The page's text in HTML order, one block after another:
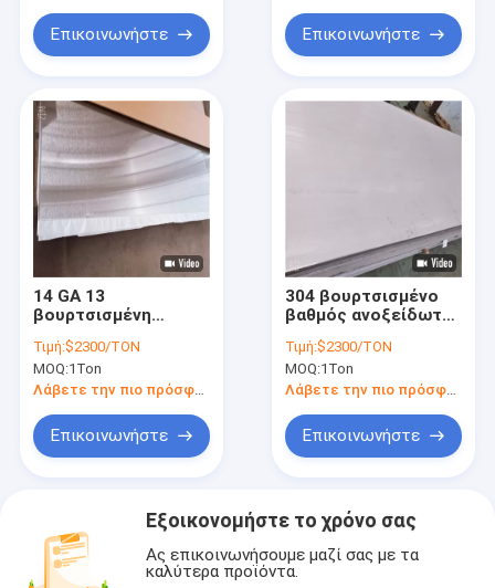
Επικοινωνήστε Επικοινωνήστε
14 GA 13
βουρτσισμένη
μετάλλων φύλλων
ανοξείδωτου GA 4x8
πιάτο 202 316 SS
Τιμή:$2300/TON
MOQ:1Ton
Λάβετε την πιο πρόσφατη τιμή
Επικοινωνήστε
304 βουρτσισμένο
βαθμός ανοξείδωτο
με σεντόνι 304
διατρυπημένου χιλ.
συνόλου φύλλων
Τιμή:$2300/TON
MOQ:1Ton
Λάβετε την πιο πρόσφατη τιμή
Επικοινωνήστε
Εξοικονομήστε το χρόνο σας
Ας επικοινωνήσουμε μαζί σας με τα
καλύτερα προϊόντα.